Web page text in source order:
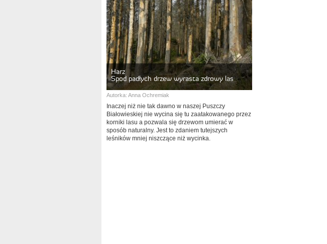
Harz
Spod padłych drzew wyrasta zdrowy las
Autorka: Anna Ochremiak
Inaczej niż nie tak dawno w naszej Puszczy
Białowieskiej nie wycina się tu zaatakowanego przez
korniki lasu a pozwala się drzewom umierać w
sposób naturalny. Jest to zdaniem tutejszych
leśników mniej niszczące niż wycinka.